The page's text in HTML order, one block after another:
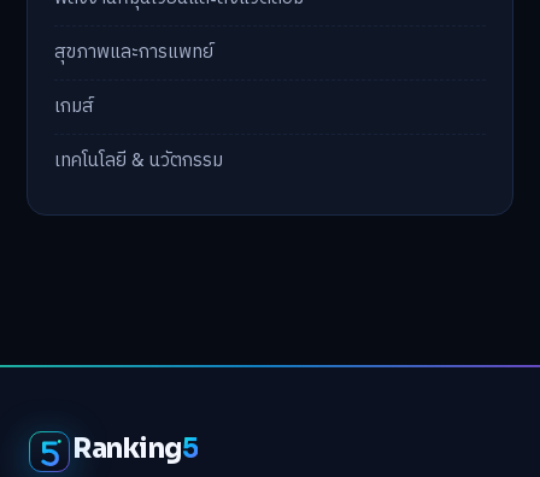
สุขภาพและการแพทย์
เกมส์
เทคโนโลยี & นวัตกรรม
Ranking5